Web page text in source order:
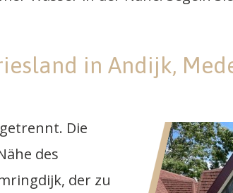
in Andijk,
Die
des
der zu